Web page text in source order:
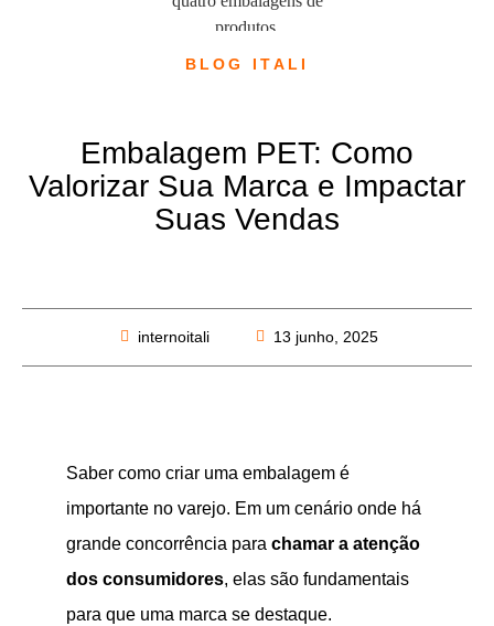
BLOG ITALI
Embalagem PET: Como
Valorizar Sua Marca e Impactar
Suas Vendas
internoitali 13 junho, 2025
Saber como criar uma embalagem é
importante no varejo. Em um cenário onde há
grande concorrência para chamar a atenção
dos consumidores, elas são fundamentais
para que uma marca se destaque.